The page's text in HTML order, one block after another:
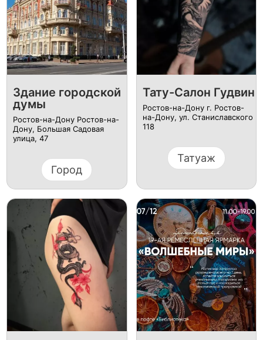
Здание городской
думы
Ростов-на-Дону Ростов-на-
Дону, Большая Садовая
улица, 47
Город
Тату-Салон Гудвин
Ростов-на-Дону г. Ростов-
на-Дону, ул. Станиславского
118
Татуаж